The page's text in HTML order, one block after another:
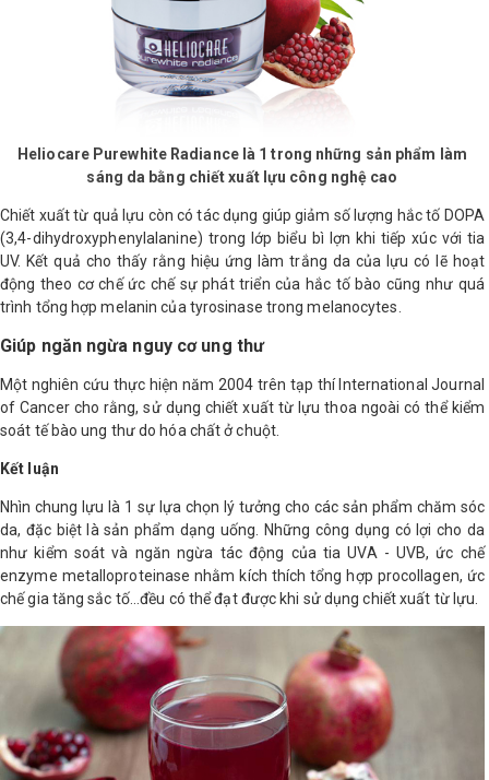
Heliocare Purewhite Radiance là 1 trong những sản phẩm làm
sáng da bằng chiết xuất lựu công nghệ cao
Chiết xuất từ quả lựu còn có tác dụng giúp giảm số lượng hắc tố DOPA
(3,4-dihydroxyphenylalanine) trong lớp biểu bì lợn khi tiếp xúc với tia
UV. Kết quả cho thấy rằng hiệu ứng làm trắng da của lựu có lẽ hoạt
động theo cơ chế ức chế sự phát triển của hắc tố bào cũng như quá
trình tổng hợp melanin của tyrosinase trong melanocytes.
Giúp ngăn ngừa nguy cơ ung thư
Một nghiên cứu thực hiện năm 2004 trên tạp thí International Journal
of Cancer cho rằng, sử dụng chiết xuất từ lựu thoa ngoài có thể kiểm
soát tế bào ung thư do hóa chất ở chuột.
Kết luận
Nhìn chung lựu là 1 sự lựa chọn lý tưởng cho các sản phẩm chăm sóc
da, đặc biệt là sản phẩm dạng uống. Những công dụng có lợi cho da
như kiểm soát và ngăn ngừa tác động của tia UVA - UVB, ức chế
enzyme metalloproteinase nhằm kích thích tổng hợp procollagen, ức
chế gia tăng sắc tố...đều có thể đạt được khi sử dụng chiết xuất từ lựu.